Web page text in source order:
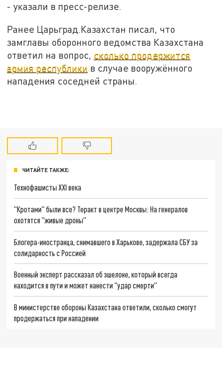
- указали в пресс-релизе.
Ранее Царьград.Казахстан писал, что
замглавы оборонного ведомства Казахстана
ответил на вопрос, сколько продержится
армия республики в случае вооружённого
нападения соседней страны.
ЧИТАЙТЕ ТАКЖЕ:
Технофашисты XXI века
"Кротами" были все? Теракт в центре Москвы: На генералов
охотятся "живые дроны"
Блогера-иностранца, снимавшего в Харькове, задержала СБУ за
солидарность с Россией
Военный эксперт рассказал об эшелоне, который всегда
находится в пути и может нанести "удар смерти"
В министерстве обороны Казахстана ответили, сколько смогут
продержаться при нападении